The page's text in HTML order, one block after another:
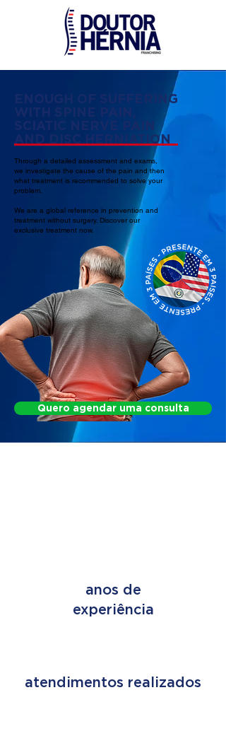
ENOUGH OF SUFFERING
WITH SPINE PAIN,
SCIATIC NERVE PAIN
AND DISC HERNIATION
Through a detailed assessment and exams,
we investigate the cause of the pain and then
what treatment is recommended to solve your
problem.
We are a global reference in prevention and
treatment without surgery. Discover our
exclusive treatment now.
Quero agendar uma consulta
anos de
experiência
atendimentos realizados